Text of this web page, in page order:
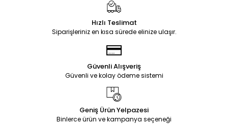
Hızlı Teslimat
Siparişleriniz en kısa sürede elinize ulaşır.
Güvenli Alışveriş
Güvenli ve kolay ödeme sistemi
Geniş Ürün Yelpazesi
Binlerce ürün ve kampanya seçeneği